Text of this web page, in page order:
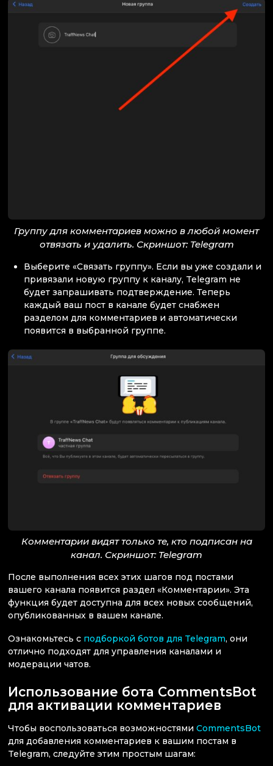
Группу для комментариев можно в любой момент
отвязать и удалить. Скриншот: Telegram
Выберите «Связать группу». Если вы уже создали и
привязали новую группу к каналу, Telegram не
будет запрашивать подтверждение. Теперь
каждый ваш пост в канале будет снабжен
разделом для комментариев и автоматически
появится в выбранной группе.
Комментарии видят только те, кто подписан на
канал. Скриншот: Telegram
После выполнения всех этих шагов под постами
вашего канала появится раздел «Комментарии». Эта
функция будет доступна для всех новых сообщений,
опубликованных в вашем канале.
Ознакомьтесь с подборкой ботов для Telegram, они
отлично подходят для управления каналами и
модерации чатов.
Использование бота CommentsBot
для активации комментариев
Чтобы воспользоваться возможностями CommentsBot
для добавления комментариев к вашим постам в
Telegram, следуйте этим простым шагам: